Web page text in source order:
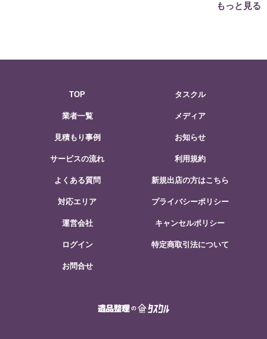
もっと見る
TOP
業者一覧
見積もり事例
サービスの流れ
よくある質問
対応エリア
運営会社
ログイン
お問合せ
タスクル
メディア
お知らせ
利用規約
新規出店の方はこちら
プライバシーポリシー
キャンセルポリシー
特定商取引法について